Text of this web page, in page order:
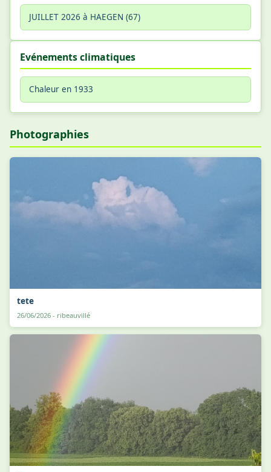
JUILLET 2026 à HAEGEN (67)
Evénements climatiques
Chaleur en 1933
Photographies
tete
26/06/2026 - ribeauvillé